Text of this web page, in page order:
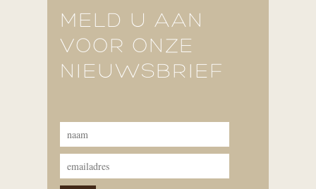
MELD U AAN
VOOR ONZE
NIEUWSBRIEF